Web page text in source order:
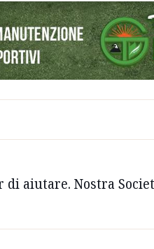
di aiutare. Nostra